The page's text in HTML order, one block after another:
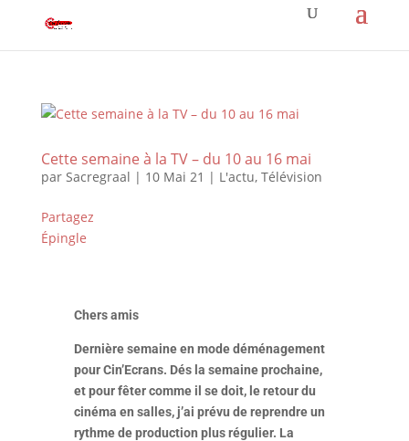
Cette semaine à la TV – du 10 au 16 mai
par Sacregraal | 10 Mai 21 | L'actu, Télévision
Partagez
Épingle
Chers amis
Dernière semaine en mode déménagement
pour Cin’Ecrans. Dés la semaine prochaine,
et pour fêter comme il se doit, le retour du
cinéma en salles, j’ai prévu de reprendre un
rythme de production plus régulier. La